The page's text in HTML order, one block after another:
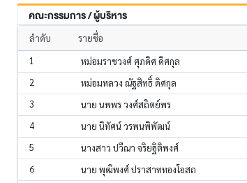
คณะกรรมการ / ผู้บริหาร
ลำดับ รายชื่อ
1
หม่อมราชวงศ์ ศุภดิศ ดิศกุล
2
หม่อมหลวง ณัฐสิทธิ์ ดิศกุล
3
นาย นพพร วงศ์สถิตย์พร
4
นาย นิทัศน์ วรพนพิพัฒน์
5
นางสาว ปวีณา จริยฐิติพงศ์
6
นาย พุฒิพงศ์ ปราสาททองโอสถ